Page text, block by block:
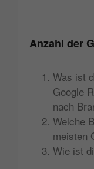
Anzahl der
Was ist
Google
nach
Welche
meisten
Wie ist